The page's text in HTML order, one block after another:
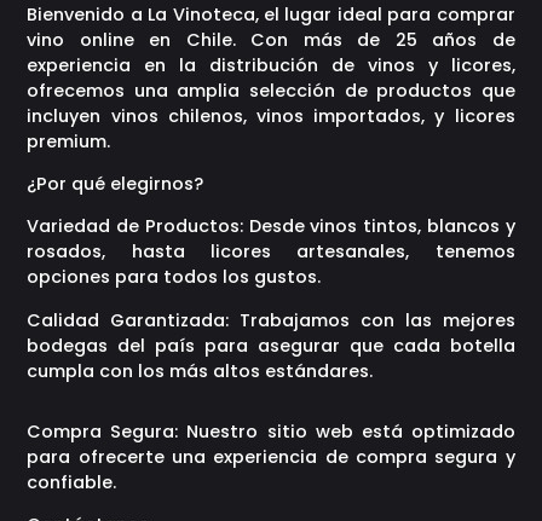
Bienvenido a La Vinoteca, el lugar ideal para comprar
vino online en Chile. Con más de 25 años de
experiencia en la distribución de vinos y licores,
ofrecemos una amplia selección de productos que
incluyen vinos chilenos, vinos importados, y licores
premium.
¿Por qué elegirnos?
Variedad de Productos: Desde vinos tintos, blancos y
rosados, hasta licores artesanales, tenemos
opciones para todos los gustos.
Calidad Garantizada: Trabajamos con las mejores
bodegas del país para asegurar que cada botella
cumpla con los más altos estándares.
Compra Segura: Nuestro sitio web está optimizado
para ofrecerte una experiencia de compra segura y
confiable.